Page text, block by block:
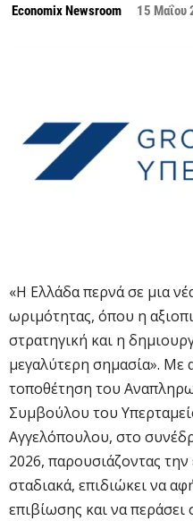
Economix Newsroom 15 Μαΐου
«Η Ελλάδα περνά σε μια
ωριμότητας, όπου η
στρατηγική και η
μεγαλύτερη σημασία». Με
τοποθέτηση του
Συμβούλου του
Αγγελόπουλου, στο
2026, παρουσιάζοντας
σταδιακά, επιδιώκει να
επιβίωσης και να περάσει